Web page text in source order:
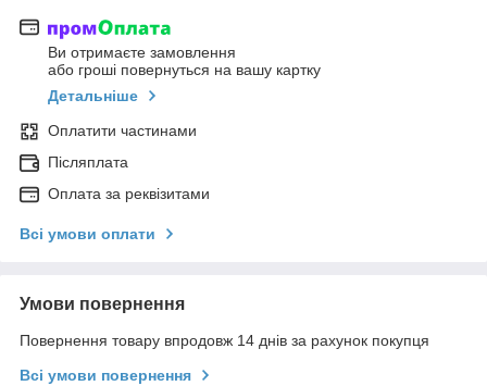
Ви отримаєте замовлення
або гроші повернуться на вашу картку
Детальніше
Оплатити частинами
Післяплата
Оплата за реквізитами
Всі умови оплати
Умови повернення
Повернення товару впродовж 14 днів за рахунок покупця
Всі умови повернення